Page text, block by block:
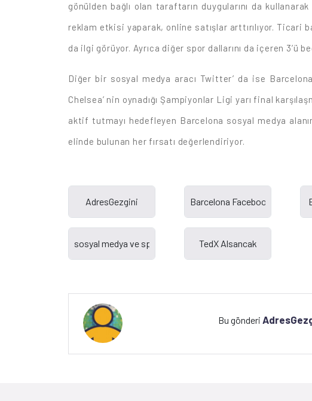
gönülden bağlı olan taraftarın duygularını da
reklam etkisi yaparak, online satışlar arttırılıyor. Ticari
da ilgi görüyor. Ayrıca diğer spor dallarını da içeren 3’ü
Diğer bir sosyal medya aracı Twitter’ da ise
Chelsea’ nin oynadığı Şampiyonlar Ligi yarı final
aktif tutmayı hedefleyen Barcelona sosyal medya
elinde bulunan her fırsatı değerlendiriyor.
Bu gönderi